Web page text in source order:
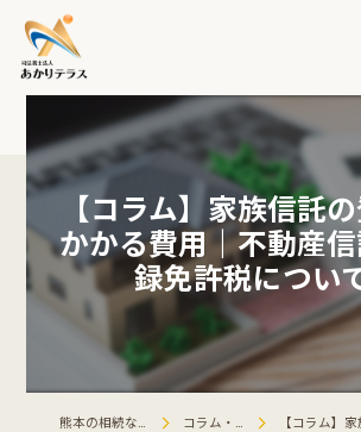
【コラム】家族信託
かかる費用｜不動産
録免許税につい
コラム・相談会情報 【コラム】家族信託の登